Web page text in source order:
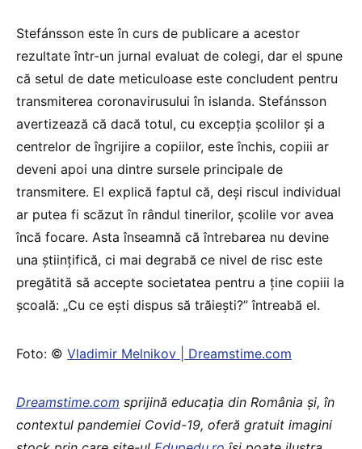
Stefánsson este în curs de publicare a acestor
rezultate într-un jurnal evaluat de colegi, dar el spune
că setul de date meticuloase este concludent pentru
transmiterea coronavirusului în islanda. Stefánsson
avertizează că dacă totul, cu excepția școlilor și a
centrelor de îngrijire a copiilor, este închis, copiii ar
deveni apoi una dintre sursele principale de
transmitere. El explică faptul că, deși riscul individual
ar putea fi scăzut în rândul tinerilor, școlile vor avea
încă focare. Asta înseamnă că întrebarea nu devine
una științifică, ci mai degrabă ce nivel de risc este
pregătită să accepte societatea pentru a ține copiii la
școală: „Cu ce ​​ești dispus să trăiești?” întreabă el.
Foto: © Vladimir Melnikov | Dreamstime.com
Dreamstime.com sprijină educaţia din România şi, în
contextul pandemiei Covid-19, oferă gratuit imagini